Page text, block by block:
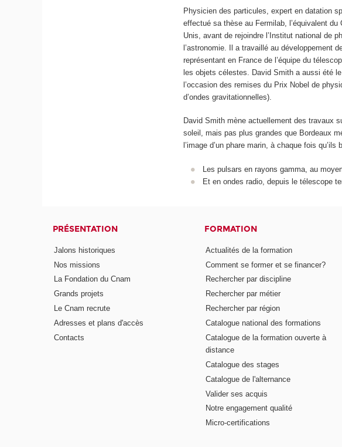
Physicien des particules, expert en datation
effectué sa thèse au Fermilab, l’équivalent
Unis, avant de rejoindre l’Institut national de
l’astronomie. Il a travaillé au développement
représentant en France de l’équipe du
les objets célestes. David Smith a aussi été
l’occasion des remises du Prix Nobel de
d’ondes gravitationnelles).
David Smith mène actuellement des travaux
soleil, mais pas plus grandes que Bordeaux
l’image d’un phare marin, à chaque fois
Les pulsars en rayons gamma, au
Et en ondes radio, depuis le télescope
PRÉSENTATION
Jalons historiques
Nos missions
La Fondation du Cnam
Grands projets
Le Cnam recrute
Adresses et plans d'accès
Contacts
FORMATION
Actualités de la formation
Comment se former et se financer?
Rechercher par discipline
Rechercher par métier
Rechercher par région
Catalogue national des formations
Catalogue de la formation ouverte à
distance
Catalogue des stages
Catalogue de l'alternance
Valider ses acquis
Notre engagement qualité
Micro-certifications